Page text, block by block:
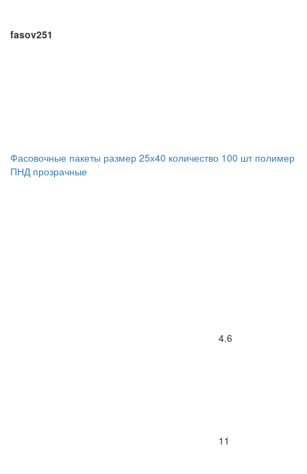
fasov251
Фасовочные пакеты размер 25х40 количество 100 шт полимер
ПНД прозрачные
4.6
11